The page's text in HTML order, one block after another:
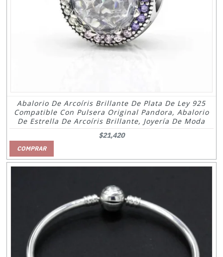
Abalorio De Arcoíris Brillante De Plata De Ley 925
Compatible Con Pulsera Original Pandora, Abalorio
De Estrella De Arcoíris Brillante, Joyería De Moda
$21,420
COMPRAR